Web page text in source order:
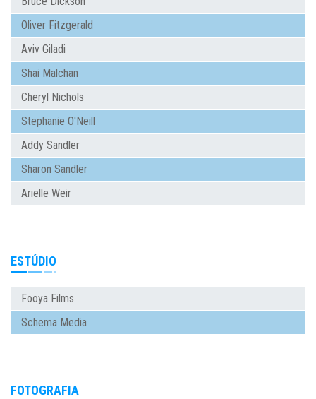
Oliver Fitzgerald
Aviv Giladi
Shai Malchan
Cheryl Nichols
Stephanie O'Neill
Addy Sandler
Sharon Sandler
Arielle Weir
ESTÚDIO
Fooya Films
Schema Media
FOTOGRAFIA